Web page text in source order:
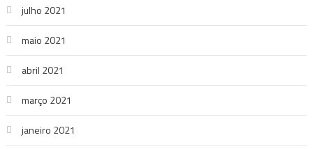
julho 2021
maio 2021
abril 2021
março 2021
janeiro 2021